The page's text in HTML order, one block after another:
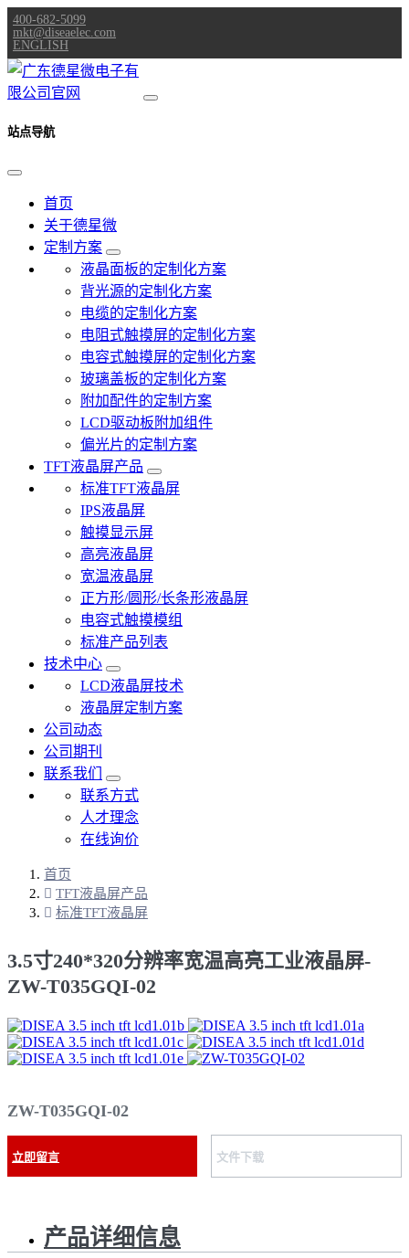
400-682-5099
mkt@diseaelec.com
ENGLISH
站点导航
首页
关于德星微
定制方案
液晶面板的定制化方案
背光源的定制化方案
电缆的定制化方案
电阻式触摸屏的定制化方案
电容式触摸屏的定制化方案
玻璃盖板的定制化方案
附加配件的定制方案
LCD驱动板附加组件
偏光片的定制方案
TFT液晶屏产品
标准TFT液晶屏
IPS液晶屏
触摸显示屏
高亮液晶屏
宽温液晶屏
正方形/圆形/长条形液晶屏
电容式触摸模组
标准产品列表
技术中心
LCD液晶屏技术
液晶屏定制方案
公司动态
公司期刊
联系我们
联系方式
人才理念
在线询价
首页
TFT液晶屏产品
标准TFT液晶屏
3.5寸240*320分辨率宽温高亮工业液晶屏-
ZW-T035GQI-02
ZW-T035GQI-02
立即留言 文件下载
产品详细信息